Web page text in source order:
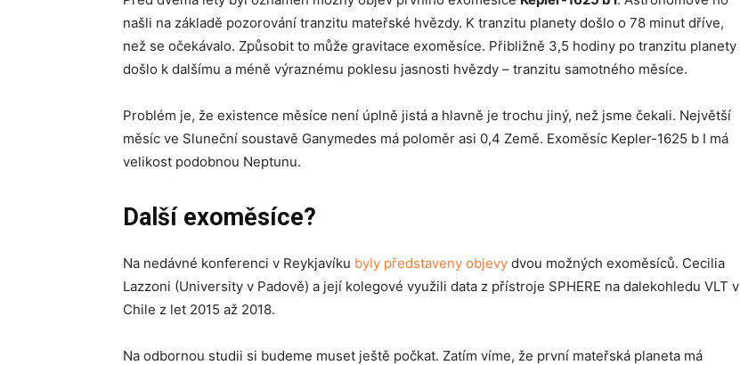
našli na základě pozorování tranzitu mateřské hvězdy. K tranzitu planety došlo o 78 minut dříve,
než se očekávalo. Způsobit to může gravitace exoměsíce. Přibližně 3,5 hodiny po tranzitu planety
došlo k dalšímu a méně výraznému poklesu jasnosti hvězdy – tranzitu samotného měsíce.
Problém je, že existence měsíce není úplně jistá a hlavně je trochu jiný, než jsme čekali. Největší
měsíc ve Sluneční soustavě Ganymedes má poloměr asi 0,4 Země. Exoměsíc Kepler-1625 b I má
velikost podobnou Neptunu.
Další exoměsíce?
Na nedávné konferenci v Reykjavíku byly představeny objevy dvou možných exoměsíců. Cecilia
Lazzoni (University v Padově) a její kolegové využili data z přístroje SPHERE na dalekohledu VLT v
Chile z let 2015 až 2018.
Na odbornou studii si budeme muset ještě počkat. Zatím víme, že první mateřská planeta má